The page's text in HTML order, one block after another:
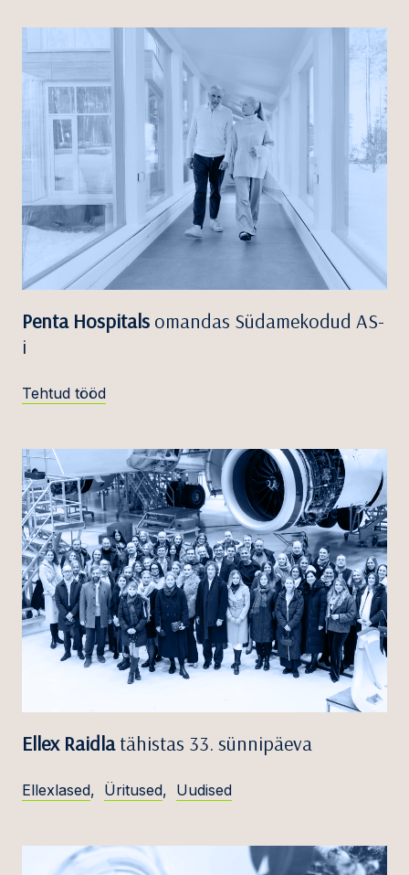
Penta Hospitals omandas Südamekodud AS-
i
Tehtud tööd
Ellex Raidlatähistas 33. sünnipäeva
Ellexlased, Üritused, Uudised